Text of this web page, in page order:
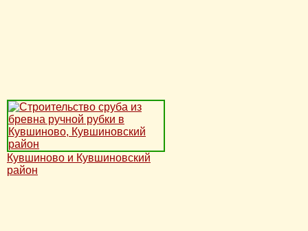
Кувшиново и Кувшиновский
район